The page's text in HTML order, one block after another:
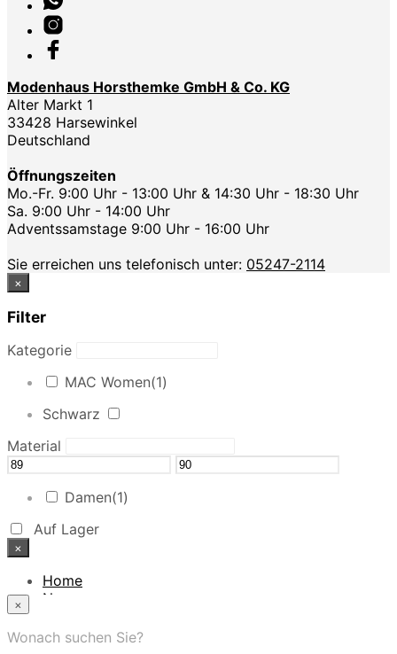
Modenhaus Horsthemke GmbH & Co. KG
Alter Markt 1
33428 Harsewinkel
Deutschland
Öffnungszeiten
Mo.-Fr. 9:00 Uhr - 13:00 Uhr & 14:30 Uhr - 18:30 Uhr
Sa. 9:00 Uhr - 14:00 Uhr
Adventssamstage 9:00 Uhr - 16:00 Uhr
Sie erreichen uns telefonisch unter: 05247-2114
×
Filter
Kategorie
MAC Women(1)
Schwarz
Material
Damen(1)
Auf Lager
×
Home
News
App
×
Wonach suchen Sie?